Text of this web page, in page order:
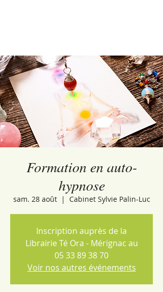
Formation en auto-
hypnose
sam. 28 août
  |
Cabinet Sylvie Palin-Luc
Inscription auprès de la
Librairie Té Ora - Mérignac au
05 33 89 38 70
Voir nos autres événements